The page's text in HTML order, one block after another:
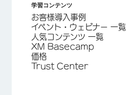
学習コンテンツ
お客様導入事例
イベント・ウェビナー 一覧
人気コンテンツ 一覧
XM Basecamp
価格
Trust Center